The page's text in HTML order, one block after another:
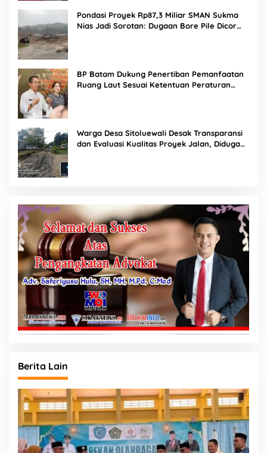
Pondasi Proyek Rp87,3 Miliar SMAN Sukma
Nias Jadi Sorotan: Dugaan Bore Pile Dicor
BP Batam Dukung Penertiban Pemanfaatan
Ruang Laut Sesuai Ketentuan Peraturan
Warga Desa Sitoluewali Desak Transparansi
dan Evaluasi Kualitas Proyek Jalan, Diduga
Berita Lain